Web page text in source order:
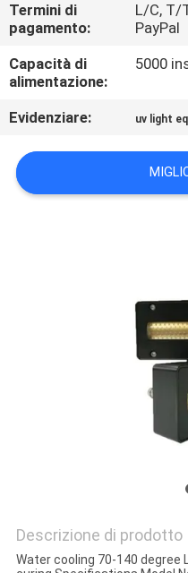
CONTATTICI
NOTIZIE
RICHIEDA
UNA
CITAZIONE
Termini di
pagamento:
L/C, T/
PayPal
Capacità di
alimentazione:
5000
Evidenziare: uv light
Descrizione di prodotto
Water cooling 70-140 degree